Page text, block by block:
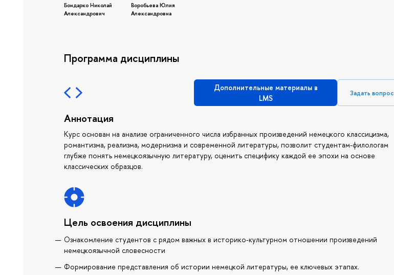
Бондарко Николай
Александрович
Воробьева Юлия
Александровна
Программа дисциплины
Дополнительные материалы в
LMS
Задать вопрос
Аннотация
Курс основан на анализе ограниченного числа избранных произведений немецкого классицизма,
романтизма, реализма, модернизма и современной литературы, позволит студентам-филологам
глубже понять немецкоязычную литературу, оценить специфику каждой ее эпохи на основе
классических образцов.
Цель освоения дисциплины
Ознакомление студентов с рядом важных в историко-культурном отношении произведений
немецкоязычной словесности
Формирование представления об истории немецкой литературы, ее ключевых этапах.